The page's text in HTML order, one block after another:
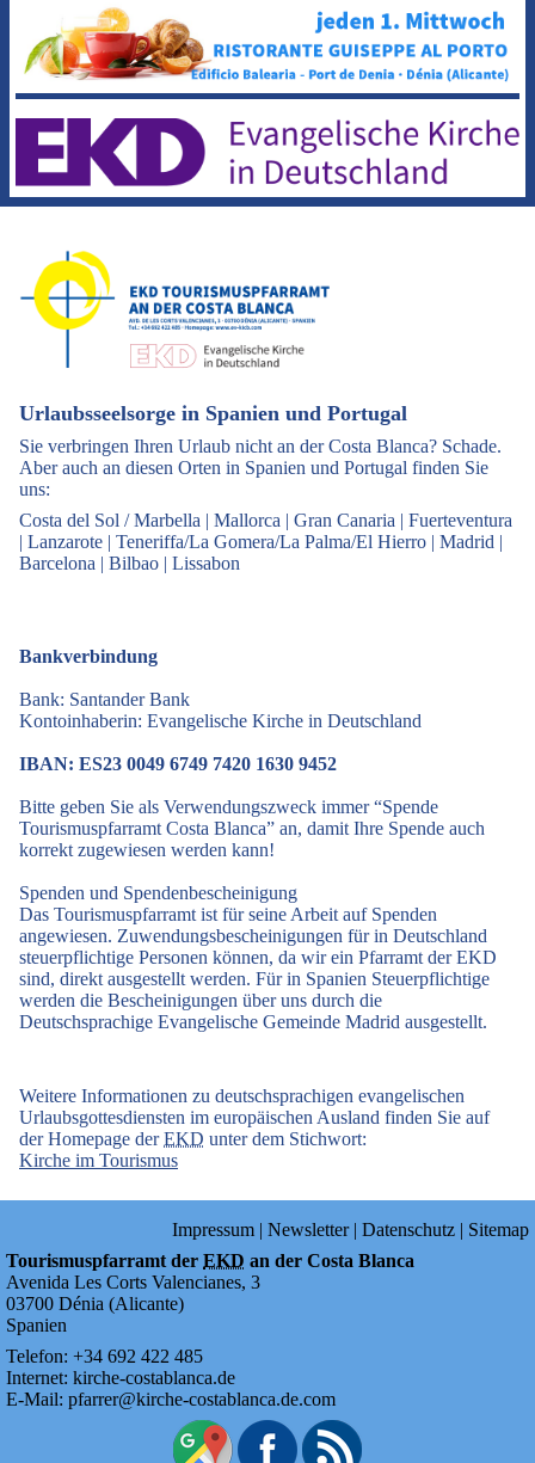
Urlaubsseelsorge in Spanien und Portugal
Sie verbringen Ihren Urlaub nicht an der Costa Blanca? Schade.
Aber auch an diesen Orten in Spanien und Portugal finden Sie
uns:
Costa del Sol / Marbella | Mallorca | Gran Canaria | Fuerteventura
| Lanzarote | Teneriffa/La Gomera/La Palma/El Hierro | Madrid |
Barcelona | Bilbao | Lissabon
Bankverbindung
Bank: Santander Bank
Kontoinhaberin: Evangelische Kirche in Deutschland
IBAN: ES23 0049 6749 7420 1630 9452
Bitte geben Sie als Verwendungszweck immer “Spende
Tourismuspfarramt Costa Blanca” an, damit Ihre Spende auch
korrekt zugewiesen werden kann!
Spenden und Spendenbescheinigung
Das Tourismuspfarramt ist für seine Arbeit auf Spenden
angewiesen. Zuwendungsbescheinigungen für in Deutschland
steuerpflichtige Personen können, da wir ein Pfarramt der EKD
sind, direkt ausgestellt werden. Für in Spanien Steuerpflichtige
werden die Bescheinigungen über uns durch die
Deutschsprachige Evangelische Gemeinde Madrid ausgestellt.
Weitere Informationen zu deutschsprachigen evangelischen
Urlaubsgottesdiensten im europäischen Ausland finden Sie auf
der Homepage derEKD unter dem Stichwort:
Kirche im Tourismus
Impressum | Newsletter| Datenschutz | Sitemap
Tourismuspfarramt der EKD an der Costa Blanca
Avenida Les Corts Valencianes, 3
03700 Dénia (Alicante)
Spanien
Telefon: +34 692 422 485
Internet: kirche-costablanca.de
E-Mail: pfarrer@kirche-costablanca.de.com